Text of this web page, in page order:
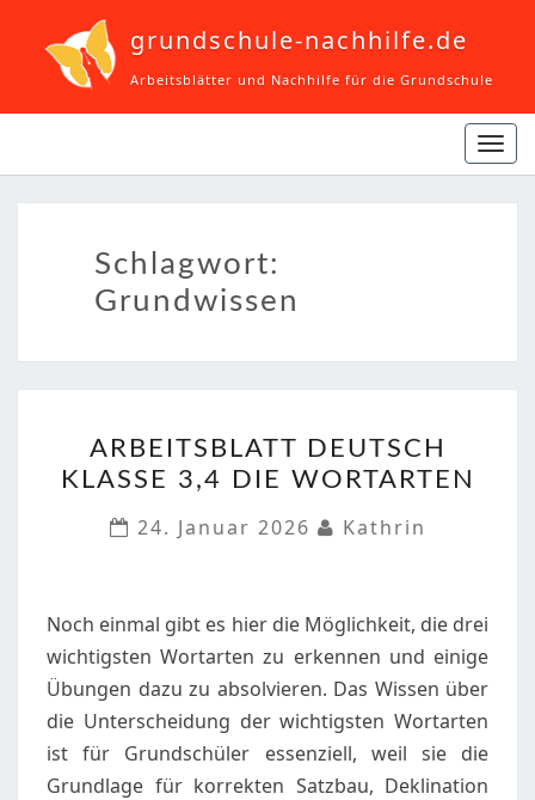
grundschule-nachhilfe.de
Arbeitsblätter und Nachhilfe für die Grundschule
ein-/
Schlagwort:
Grundwissen
DEUTSCH
KLASSE
3,4
ARBEITSBLATT DEUTSCH
KLASSE 3,4 DIE WORTARTEN
24. Januar 2026
Kathrin
Noch einmal gibt es hier die Möglichkeit, die drei
wichtigsten Wortarten zu erkennen und einige
Übungen dazu zu absolvieren. Das Wissen über
die Unterscheidung der wichtigsten Wortarten
ist für Grundschüler essenziell, weil sie die
Grundlage für korrekten Satzbau, Deklination